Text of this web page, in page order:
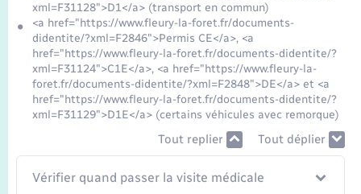
xml=F31128">D1</a> (transport en commun)
<a href="https://www.fleury-la-foret.fr/documents-
didentite/?xml=F2846">Permis CE</a>, <a
href="https://www.fleury-la-foret.fr/documents-didentite/?
xml=F31124">C1E</a>, <a href="https://www.fleury-la-
foret.fr/documents-didentite/?xml=F2848">DE</a> et <a
href="https://www.fleury-la-foret.fr/documents-didentite/?
xml=F31129">D1E</a> (certains véhicules avec remorque)
Tout replier Tout déplier
Vérifier quand passer la visite médicale